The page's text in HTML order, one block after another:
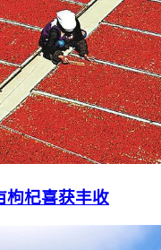
枸杞喜获丰收